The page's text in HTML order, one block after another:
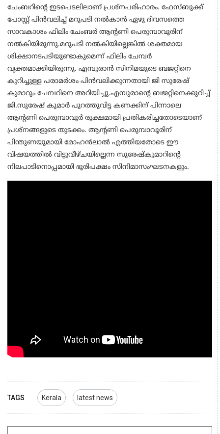
ചേംബറിന്റെ ഇടപെടലിലാണ് പ്രശ്നപരിഹാരം. ഫേസ്ബുക്ക്
പോസ്റ്റ് പിൻവലിച്ച് മറുപടി നൽകാൻ ഏഴു ദിവസത്തെ
സാവകാശം ഫിലിം ചേംബർ ആന്റണി പെരുമ്പാവൂരിന്
നൽകിയിരുന്നു.മറുപടി നല്‍കിയില്ലെങ്കില്‍ ശക്തമായ
ശിക്ഷാനടപടിയുണ്ടാകുമെന്ന് ഫിലിം ചേമ്പര്‍
വ്യക്തമാക്കിയിരുന്നു. എമ്പുരാൻ സിനിമയുടെ ബജറ്റിനെ
കുറിച്ചുള്ള പരാമർശം പിൻവലിക്കുന്നതായി ജി സുരേഷ്
കുമാറും ചേമ്പറിനെ അറിയിച്ചു.എമ്പുരാന്‍റെ ബജറ്റിനെക്കുറിച്ച്
ജി.സുരേഷ് കുമാര്‍ പുറത്തുവിട്ട കണക്കിന് പിന്നാലെ
ആന്‍റണി പെരുമ്പാവൂര്‍ രൂക്ഷമായി പ്രതികരിച്ചതോടെയാണ്
പ്രശ്നങ്ങളുടെ തുടക്കം. ആന്‍റണി പെരുമ്പാവൂരിന്
പിന്തുണയുമായി മോഹന്‍ലാല്‍ എത്തിയതോടെ ഈ
വിഷയത്തില്‍ വിട്ടുവീഴ്ചയില്ലെന്ന സുരേഷ്കുമാറിന്‍റെ
നിലപാടിനൊപ്പമായി ഭൂരിപക്ഷം സിനിമാസംഘടനകളും.
TAGS Kerala latest news